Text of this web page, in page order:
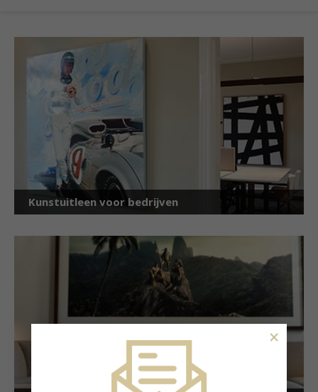
Kunstuitleen voor bedrijven
×